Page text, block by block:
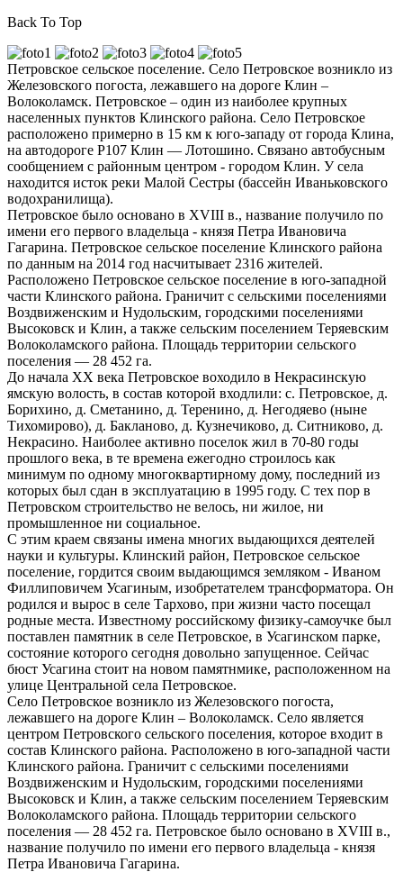
Back To Top
Петровское сельское поселение. Село Петровское возникло из
Железовского погоста, лежавшего на дороге Клин –
Волоколамск. Петровское – один из наиболее крупных
населенных пунктов Клинского района. Село Петровское
расположено примерно в 15 км к юго-западу от города Клина,
на автодороге Р107 Клин — Лотошино. Связано автобусным
сообщением с районным центром - городом Клин. У села
находится исток реки Малой Сестры (бассейн Иваньковского
водохранилища).
Петровское было основано в XVIII в., название получило по
имени его первого владельца - князя Петра Ивановича
Гагарина. Петровское сельское поселение Клинского района
по данным на 2014 год насчитывает 2316 жителей.
Расположено Петровское сельское поселение в юго-западной
части Клинского района. Граничит с сельскими поселениями
Воздвиженским и Нудольским, городскими поселениями
Высоковск и Клин, а также сельским поселением Теряевским
Волоколамского района. Площадь территории сельского
поселения — 28 452 га.
До начала ХХ века Петровское воходило в Некрасинскую
ямскую волость, в состав которой входлили: с. Петровское, д.
Борихино, д. Сметанино, д. Теренино, д. Негодяево (ныне
Тихомирово), д. Бакланово, д. Кузнечиково, д. Ситниково, д.
Некрасино. Наиболее активно поселок жил в 70-80 годы
прошлого века, в те времена ежегодно строилось как
минимум по одному многоквартирному дому, последний из
которых был сдан в эксплуатацию в 1995 году. С тех пор в
Петровском строительство не велось, ни жилое, ни
промышленное ни социальное.
С этим краем связаны имена многих выдающихся деятелей
науки и культуры. Клинский район, Петровское сельское
поселение, гордится своим выдающимся земляком - Иваном
Филлиповичем Усагиным, изобретателем трансформатора. Он
родился и вырос в селе Тархово, при жизни часто посещал
родные места. Известному российскому физику-самоучке был
поставлен памятник в селе Петровское, в Усагинском парке,
состояние которого сегодня довольно запущенное. Сейчас
бюст Усагина стоит на новом памятнмике, расположенном на
улице Центральной села Петровское.
Село Петровское возникло из Железовского погоста,
лежавшего на дороге Клин – Волоколамск. Село является
центром Петровского сельского поселения, которое входит в
состав Клинского района. Расположено в юго-западной части
Клинского района. Граничит с сельскими поселениями
Воздвиженским и Нудольским, городскими поселениями
Высоковск и Клин, а также сельским поселением Теряевским
Волоколамского района. Площадь территории сельского
поселения — 28 452 га. Петровское было основано в XVIII в.,
название получило по имени его первого владельца - князя
Петра Ивановича Гагарина.